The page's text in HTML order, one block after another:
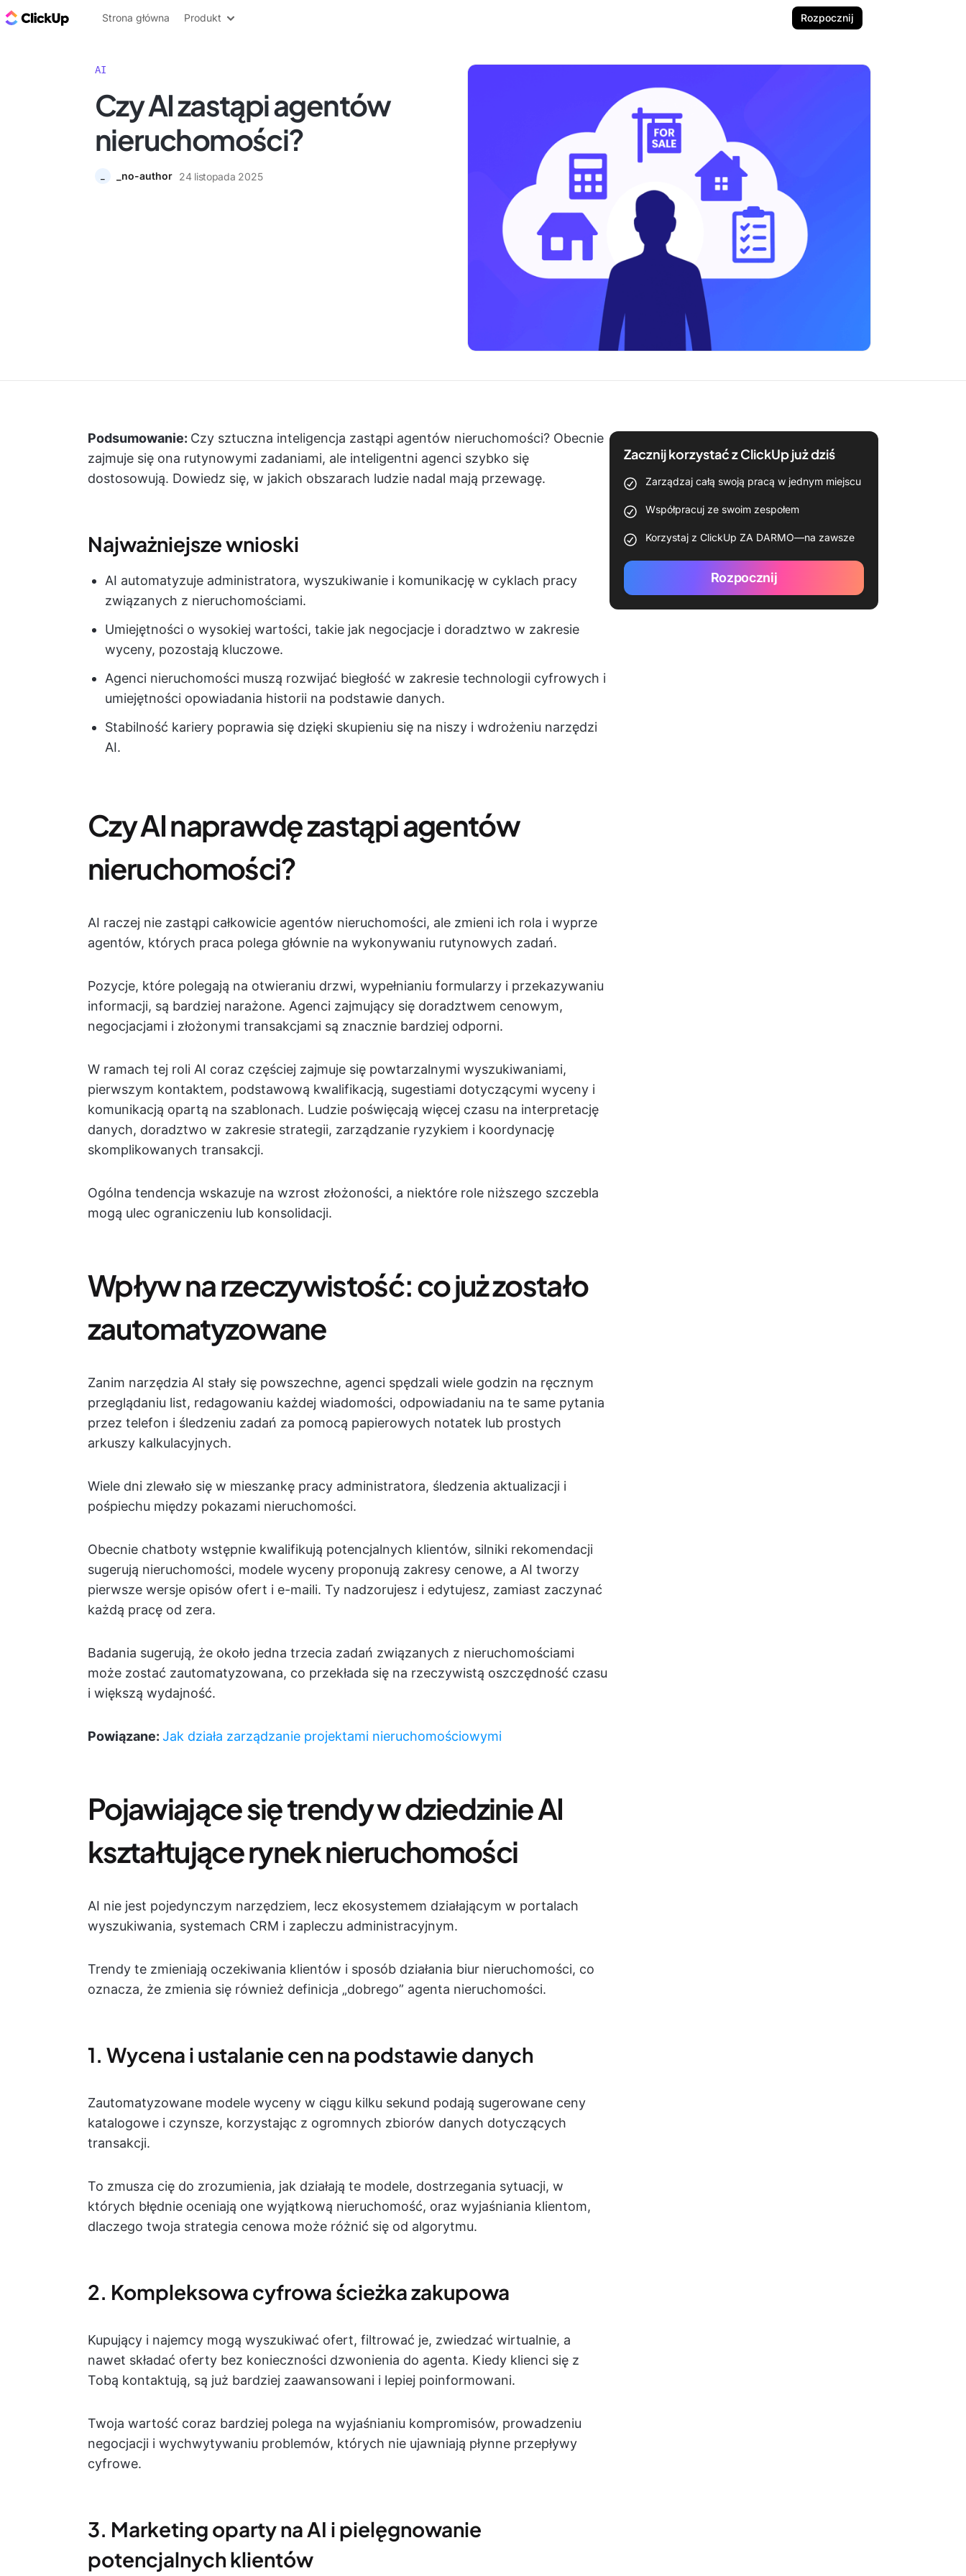
ClickUp Blog
Strona główna Produkt Rozpocznij
AI
Czy AI zastąpi agentów
nieruchomości?
_no-author 24 listopada 2025
Podsumowanie: Czy sztuczna inteligencja zastąpi agentów nieruchomości? Obecnie
zajmuje się ona rutynowymi zadaniami, ale inteligentni agenci szybko się
dostosowują. Dowiedz się, w jakich obszarach ludzie nadal mają przewagę.
Najważniejsze wnioski
AI automatyzuje administratora, wyszukiwanie i komunikację w cyklach pracy
związanych z nieruchomościami.
Umiejętności o wysokiej wartości, takie jak negocjacje i doradztwo w zakresie
wyceny, pozostają kluczowe.
Agenci nieruchomości muszą rozwijać biegłość w zakresie technologii cyfrowych i
umiejętności opowiadania historii na podstawie danych.
Stabilność kariery poprawia się dzięki skupieniu się na niszy i wdrożeniu narzędzi
AI.
Czy AI naprawdę zastąpi agentów
nieruchomości?
AI raczej nie zastąpi całkowicie agentów nieruchomości, ale zmieni ich rola i wyprze
agentów, których praca polega głównie na wykonywaniu rutynowych zadań.
Pozycje, które polegają na otwieraniu drzwi, wypełnianiu formularzy i przekazywaniu
informacji, są bardziej narażone. Agenci zajmujący się doradztwem cenowym,
negocjacjami i złożonymi transakcjami są znacznie bardziej odporni.
W ramach tej roli AI coraz częściej zajmuje się powtarzalnymi wyszukiwaniami,
pierwszym kontaktem, podstawową kwalifikacją, sugestiami dotyczącymi wyceny i
komunikacją opartą na szablonach. Ludzie poświęcają więcej czasu na interpretację
danych, doradztwo w zakresie strategii, zarządzanie ryzykiem i koordynację
skomplikowanych transakcji.
Ogólna tendencja wskazuje na wzrost złożoności, a niektóre role niższego szczebla
mogą ulec ograniczeniu lub konsolidacji.
Wpływ na rzeczywistość: co już zostało
zautomatyzowane
Zanim narzędzia AI stały się powszechne, agenci spędzali wiele godzin na ręcznym
przeglądaniu list, redagowaniu każdej wiadomości, odpowiadaniu na te same pytania
przez telefon i śledzeniu zadań za pomocą papierowych notatek lub prostych
arkuszy kalkulacyjnych.
Wiele dni zlewało się w mieszankę pracy administratora, śledzenia aktualizacji i
pośpiechu między pokazami nieruchomości.
Obecnie chatboty wstępnie kwalifikują potencjalnych klientów, silniki rekomendacji
sugerują nieruchomości, modele wyceny proponują zakresy cenowe, a AI tworzy
pierwsze wersje opisów ofert i e-maili. Ty nadzorujesz i edytujesz, zamiast zaczynać
każdą pracę od zera.
Badania sugerują, że około jedna trzecia zadań związanych z nieruchomościami
może zostać zautomatyzowana, co przekłada się na rzeczywistą oszczędność czasu
i większą wydajność.
Powiązane: Jak działa zarządzanie projektami nieruchomościowymi
Pojawiające się trendy w dziedzinie AI
kształtujące rynek nieruchomości
AI nie jest pojedynczym narzędziem, lecz ekosystemem działającym w portalach
wyszukiwania, systemach CRM i zapleczu administracyjnym.
Trendy te zmieniają oczekiwania klientów i sposób działania biur nieruchomości, co
oznacza, że zmienia się również definicja „dobrego” agenta nieruchomości.
1. Wycena i ustalanie cen na podstawie danych
Zautomatyzowane modele wyceny w ciągu kilku sekund podają sugerowane ceny
katalogowe i czynsze, korzystając z ogromnych zbiorów danych dotyczących
transakcji.
To zmusza cię do zrozumienia, jak działają te modele, dostrzegania sytuacji, w
których błędnie oceniają one wyjątkową nieruchomość, oraz wyjaśniania klientom,
dlaczego twoja strategia cenowa może różnić się od algorytmu.
2. Kompleksowa cyfrowa ścieżka zakupowa
Kupujący i najemcy mogą wyszukiwać ofert, filtrować je, zwiedzać wirtualnie, a
nawet składać oferty bez konieczności dzwonienia do agenta. Kiedy klienci się z
Tobą kontaktują, są już bardziej zaawansowani i lepiej poinformowani.
Twoja wartość coraz bardziej polega na wyjaśnianiu kompromisów, prowadzeniu
negocjacji i wychwytywaniu problemów, których nie ujawniają płynne przepływy
cyfrowe.
3. Marketing oparty na AI i pielęgnowanie
potencjalnych klientów
Zacznij korzystać z ClickUp już dziś
Zarządzaj całą swoją pracą w jednym miejscu
Współpracuj ze swoim zespołem
Korzystaj z ClickUp ZA DARMO—na zawsze
Rozpocznij